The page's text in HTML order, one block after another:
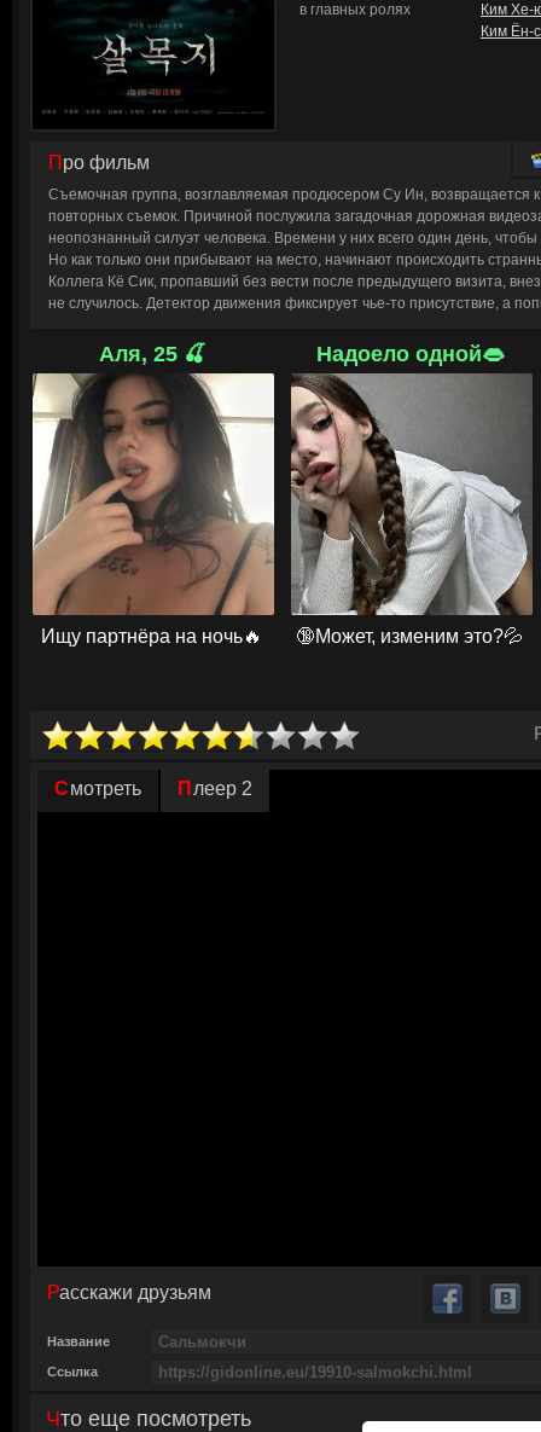
в главных ролях
Ким Хе-
Ким Ён-
Про фильм
Съемочная группа, возглавляемая продюсером Су Ин, возвращается
повторных съемок. Причиной послужила загадочная дорожная
неопознанный силуэт человека. Времени у них всего один день,
Но как только они прибывают на место, начинают происходить
Коллега Кё Сик, пропавший без вести после предыдущего визита,
не случилось. Детектор движения фиксирует чье-то присутствие, а
Чем больше съемочная группа пытается вырваться из этой ловушки,
затягивает их в темные воды водохранилища. Постепенно
жуткую тайну и нечто зловещее, связанное с давней трагедией,
скрывал. Режиссер фильма, снятого в реальном водохранилище
Мин — приглашает зрителей окунуться в атмосферу мистики и
Сальмокчи.© ГидОнлайн
Аля, 25 🍒
Ищу партнёра на ночь🔥
Надоело одной👄
🔞Может, изменим это?💦
Смотреть Плеер 2
Расскажи друзьям
Название
Ссылка
Что еще посмотреть